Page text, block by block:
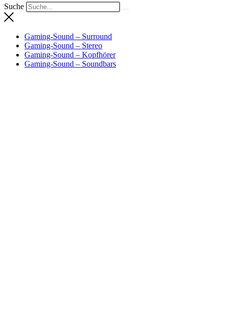
Suche
Gaming-Sound – Surround
Gaming-Sound – Stereo
Gaming-Sound – Kopfhörer
Gaming-Sound – Soundbars